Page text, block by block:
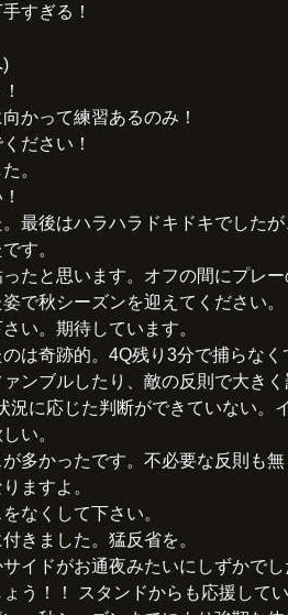
すぎる！
かって練習あるのみ！
ださい！
。
。最後はハラハラドキドキでした
す。
ったと思います。オフの間にプレ
で秋シーズンを迎えてください。
い。期待しています。
のは奇跡的。4Q残り3分で捕らな
ンブルしたり、敵の反則で大き
況に応じた判断ができていない。
い。
が多かったです。不必要な反則も
ますよ。
なくして下さい。
きました。猛反省を。
サイドがお通夜みたいにしずかで
う！！ スタンドからも応援して